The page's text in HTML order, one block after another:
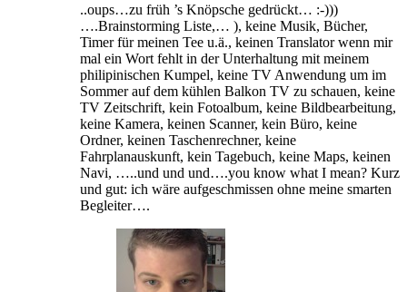
..oups…zu früh ’s Knöpsche gedrückt… :-)))
….Brainstorming Liste,… ), keine Musik, Bücher,
Timer für meinen Tee u.ä., keinen Translator wenn mir
mal ein Wort fehlt in der Unterhaltung mit meinem
philipinischen Kumpel, keine TV Anwendung um im
Sommer auf dem kühlen Balkon TV zu schauen, keine
TV Zeitschrift, kein Fotoalbum, keine Bildbearbeitung,
keine Kamera, keinen Scanner, kein Büro, keine
Ordner, keinen Taschenrechner, keine
Fahrplanauskunft, kein Tagebuch, keine Maps, keinen
Navi, …..und und und….you know what I mean? Kurz
und gut: ich wäre aufgeschmissen ohne meine smarten
Begleiter….